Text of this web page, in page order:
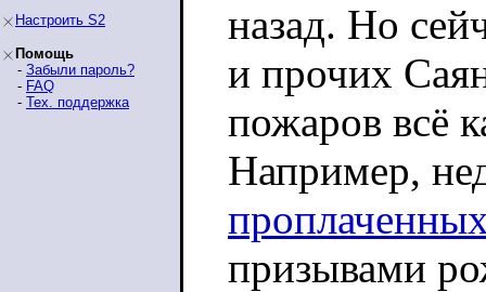
Настроить S2
Помощь
- Забыли пароль?
- FAQ
- Тех. поддержка
назад. Но
и прочих
пожаров всё
Например,
призывами